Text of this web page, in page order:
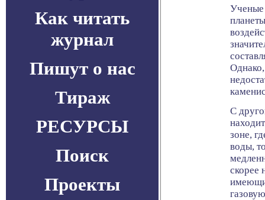
Как читать
журнал
Пишут о нас
Тираж
РЕСУРСЫ
Поиск
Проекты
Ученые
Однако,
С
зоне,
воды,
скорее